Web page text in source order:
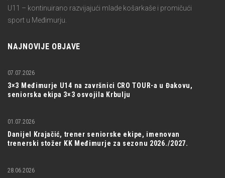
U11 – kontinuirano razvijajući mlade košarkaše i promičući
sport u Međimurju.
NAJNOVIJE OBJAVE
3×3 Međimurje U14 na završnici CRO TOUR-a u Đakovu,
seniorska ekipa 3×3 osvojila Krbulju
07.07.2026
Danijel Krajačić, trener seniorske ekipe, imenovan
trenerski stožer KK Međimurje za sezonu 2026./2027.
01.07.2026
28.06.2026